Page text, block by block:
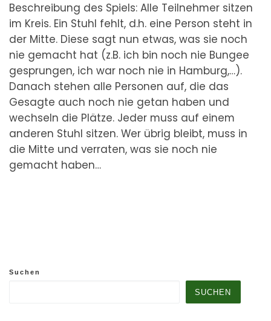
Beschreibung des Spiels: Alle Teilnehmer sitzen
im Kreis. Ein Stuhl fehlt, d.h. eine Person steht in
der Mitte. Diese sagt nun etwas, was sie noch
nie gemacht hat (z.B. ich bin noch nie Bungee
gesprungen, ich war noch nie in Hamburg,…).
Danach stehen alle Personen auf, die das
Gesagte auch noch nie getan haben und
wechseln die Plätze. Jeder muss auf einem
anderen Stuhl sitzen. Wer übrig bleibt, muss in
die Mitte und verraten, was sie noch nie
gemacht haben…
Suchen
SUCHEN